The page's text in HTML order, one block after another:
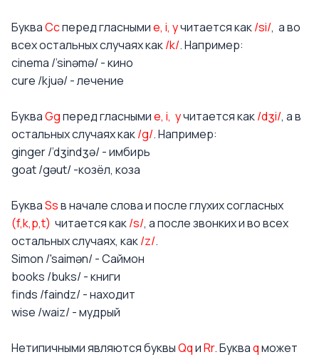
БукваСсперед гласнымиe, i, yчитается как/si/, а во
всех остальных случаях как/k/. Например:
cinema /’sinəmə/ - кино
cure /kjuə/ - лечение
БукваGgперед гласнымиe, i, yчитается как/dʒi/, а в
остальных случаях как/g/. Например:
ginger /’dʒindʒə/ - имбирь
goat /gəut/ -козёл, коза
БукваSsв начале слова и после глухих согласных
(f,k,p,t) читается как/s/, а после звонких и во всех
остальных случаях, как/z/.
Simon /'saimən/ - Саймон
books /buks/ - книги
finds /faindz/ - находит
wise /waiz/ - мудрый
Нетипичными являются буквыQqиRr. Букваqможет